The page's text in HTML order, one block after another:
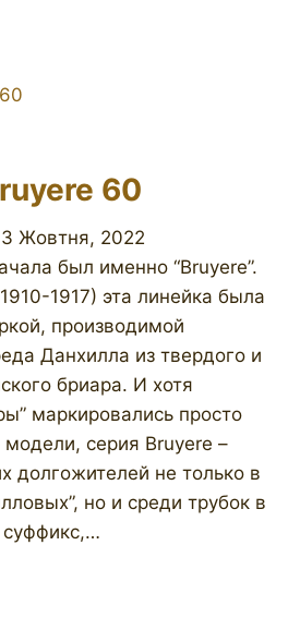
60
Жовтня, 2022
был именно “Bruyere”.
1917) эта линейка была
производимой
Данхилла из твердого и
бриара. И хотя
маркировались просто
модели, серия Bruyere –
долгожителей не только в
но и среди трубок в